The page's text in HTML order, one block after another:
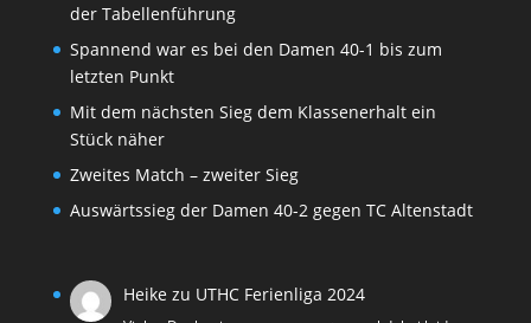
der Tabellenführung
Spannend war es bei den Damen 40-1 bis zum
letzten Punkt
Mit dem nächsten Sieg dem Klassenerhalt ein
Stück näher
Zweites Match – zweiter Sieg
Auswärtssieg der Damen 40-2 gegen TC Altenstadt
Heike zu UTHC Ferienliga 2024